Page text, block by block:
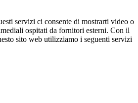
servizi ci consente di mostrarti video o
ospitati da fornitori esterni. Con il
sito web utilizziamo i seguenti servizi